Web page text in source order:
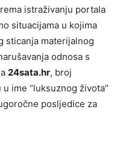
istraživanju portala
situacijama u kojima
sticanja materijalnog
odnosa s
24sata.hr, broj
ime “luksuznog života”
posljedice za